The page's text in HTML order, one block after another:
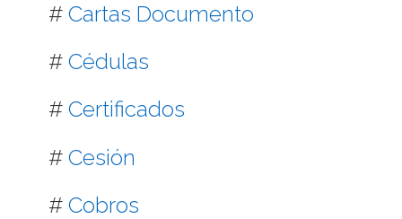
# Cartas Documento
# Cédulas
# Certificados
# Cesión
# Cobros